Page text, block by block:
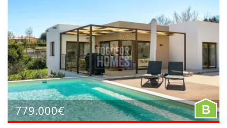
779.000€ B